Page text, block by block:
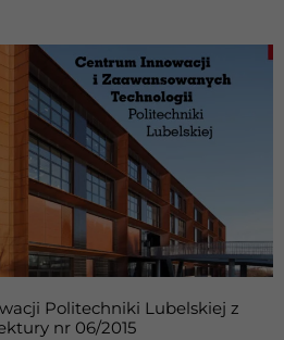
Politechniki Lubelskiej z
nr 06/2015